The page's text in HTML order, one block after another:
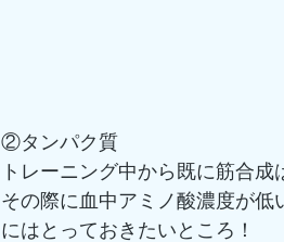
②タンパク質
トレーニング中から既に筋合成
その際に血中アミノ酸濃度が
にはとっておきたいところ！